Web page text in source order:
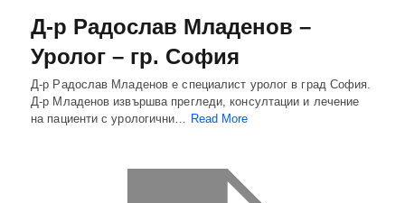
Д-р Радослав Младенов –
Уролог – гр. София
Д-р Радослав Младенов е специалист уролог в град София.
Д-р Младенов извършва прегледи, консултации и лечение
на пациенти с урологични… Read More